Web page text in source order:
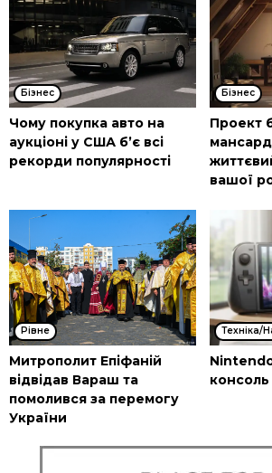
Бізнес
Чому покупка авто на
аукціоні у США б’є всі
рекорди популярності
Бізнес
Проект
вашої
Рівне
Митрополит Епіфаній
відвідав Вараш та
помолився за перемогу
України
Техніка/